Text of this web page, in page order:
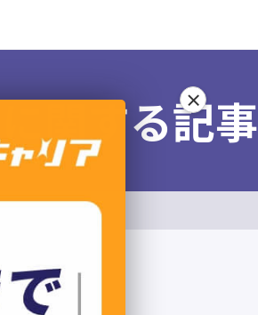
関する記事
×